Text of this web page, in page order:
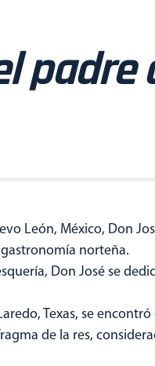
León, México, Don
norteña.
Don José se
Texas, se
de la res,